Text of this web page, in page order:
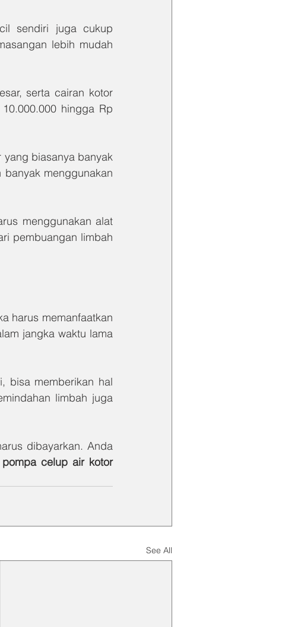
sendiri juga cukup
lebih mudah
serta cairan kotor
hingga Rp
biasanya banyak
menggunakan
menggunakan alat
pembuangan limbah
harus memanfaatkan
jangka waktu lama
bisa memberikan hal
limbah juga
dibayarkan. Anda
pompa celup air kotor
See All